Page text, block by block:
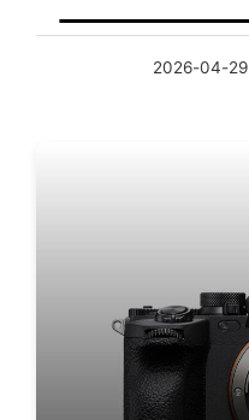
2026-04-29